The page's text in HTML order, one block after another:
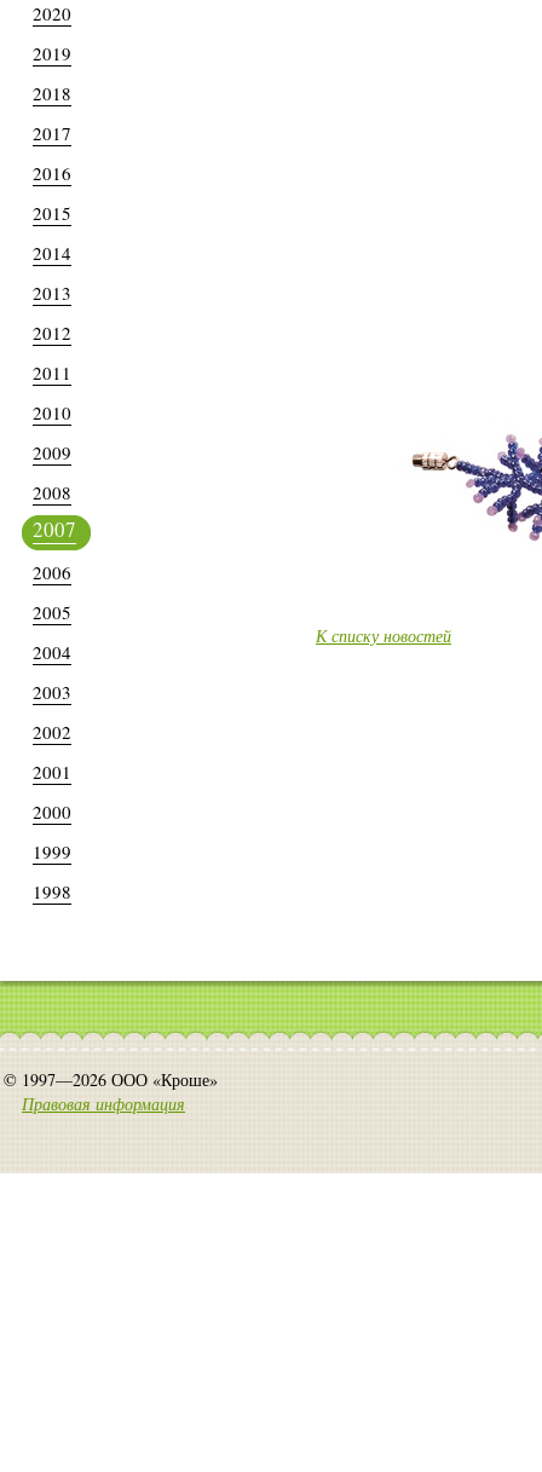
2020
2019
2018
2017
2016
2015
2014
2013
2012
2011
2010
2009
2008
2007
2006
2005
2004
2003
2002
2001
2000
1999
1998
К списку новостей
© 1997—2026 ООО «Кроше»
Правовая информация